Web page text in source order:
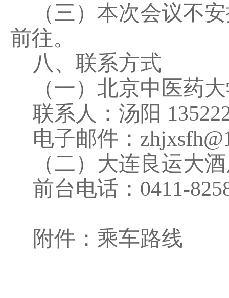
（三）本次会议不安
前往。
八、联系方式
（一）北京中医药
联系人：汤阳
电子邮件：
（二）大连良运大
前台电话：0411-
附件：乘车路线